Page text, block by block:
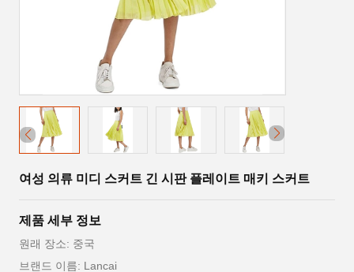
여성 의류 미디 스커트 긴 시판 플레이트 매키 스커트
제품 세부 정보
원래 장소: 중국
브랜드 이름: Lancai